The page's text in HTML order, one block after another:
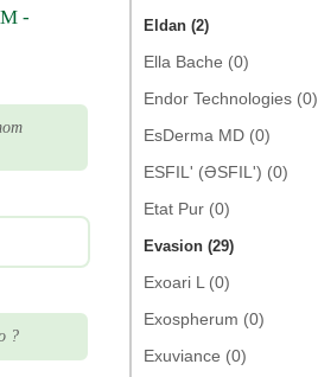
-
?
Eldan (2)
Ella Bache (0)
Endor Technologies (0)
EsDerma MD (0)
ESFIL' (ƏSFIL') (0)
Etat Pur (0)
Evasion (29)
Exoari L (0)
Exospherum (0)
Exuviance (0)